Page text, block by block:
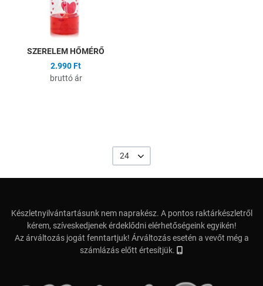
SZERELEM HŐMÉRŐ
2.990 Ft
bruttó ár
24
Készletnyilvántartásunk nem naprakész. A pontos raktárkészletről
kérem, szíveskedjenek érdeklődni elérhetőségeink egyikén!
Az árváltozás jogát fenntartjuk! Árváltozás esetén a vevőt még a
számlázás előtt értesítjük.